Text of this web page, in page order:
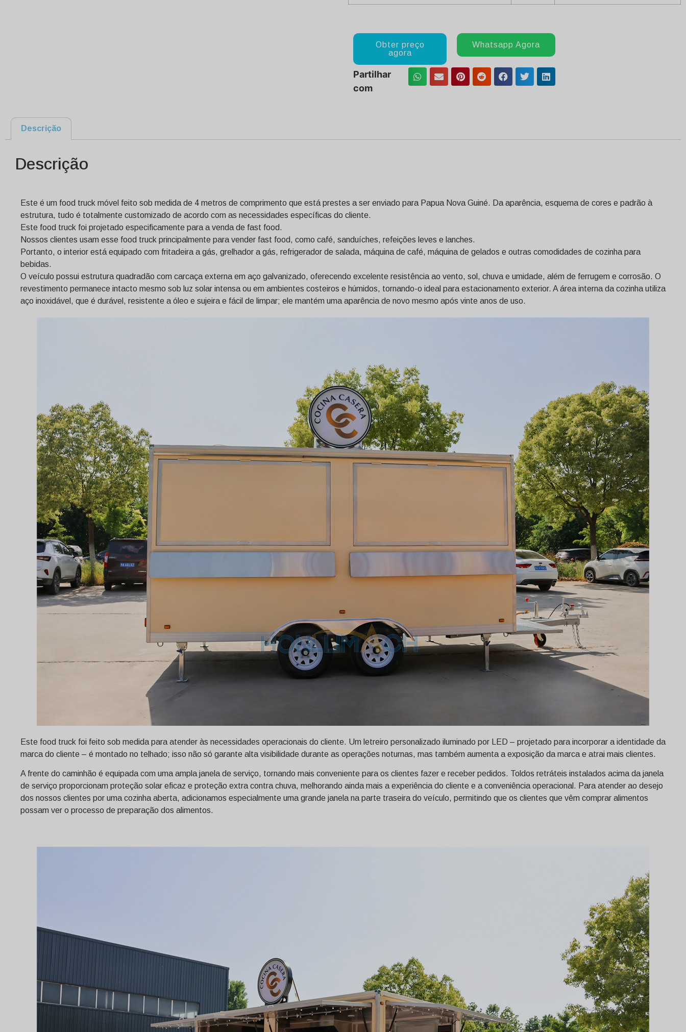
Obter preço
agora
Whatsapp Agora
Partilhar
com
Descrição
Descrição
Este é um food truck móvel feito sob medida de 4 metros de comprimento que está prestes a ser enviado para Papua Nova Guiné. Da aparência, esquema de cores e padrão à
estrutura, tudo é totalmente customizado de acordo com as necessidades específicas do cliente.
Este food truck foi projetado especificamente para a venda de fast food.
Nossos clientes usam esse food truck principalmente para vender fast food, como café, sanduíches, refeições leves e lanches.
Portanto, o interior está equipado com fritadeira a gás, grelhador a gás, refrigerador de salada, máquina de café, máquina de gelados e outras comodidades de cozinha para
bebidas.
O veículo possui estrutura quadradão com carcaça externa em aço galvanizado, oferecendo excelente resistência ao vento, sol, chuva e umidade, além de ferrugem e corrosão. O
revestimento permanece intacto mesmo sob luz solar intensa ou em ambientes costeiros e húmidos, tornando-o ideal para estacionamento exterior. A área interna da cozinha utiliza
aço inoxidável, que é durável, resistente a óleo e sujeira e fácil de limpar; ele mantém uma aparência de novo mesmo após vinte anos de uso.
Este food truck foi feito sob medida para atender às necessidades operacionais do cliente. Um letreiro personalizado iluminado por LED – projetado para incorporar a identidade da
marca do cliente – é montado no telhado; isso não só garante alta visibilidade durante as operações noturnas, mas também aumenta a exposição da marca e atrai mais clientes.
A frente do caminhão é equipada com uma ampla janela de serviço, tornando mais conveniente para os clientes fazer e receber pedidos. Toldos retráteis instalados acima da janela
de serviço proporcionam proteção solar eficaz e proteção extra contra chuva, melhorando ainda mais a experiência do cliente e a conveniência operacional. Para atender ao desejo
dos nossos clientes por uma cozinha aberta, adicionamos especialmente uma grande janela na parte traseira do veículo, permitindo que os clientes que vêm comprar alimentos
possam ver o processo de preparação dos alimentos.
Svenska